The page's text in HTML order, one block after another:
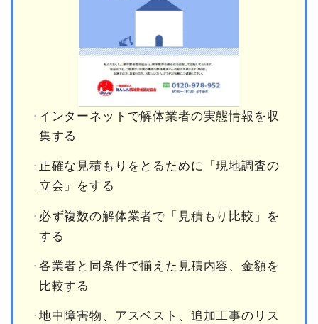
インターネットで解体業者の実態情報を収
集する
正確な見積もりをとるために「現地調査の
立会」をする
必ず複数の解体業者で「見積もり比較」を
する
各業者と同条件で揃えた見積内容、金額を
比較する
地中障害物、アスベスト、追加工事のリス